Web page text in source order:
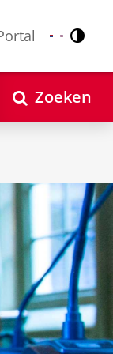
Nederlands
English
Zoeken